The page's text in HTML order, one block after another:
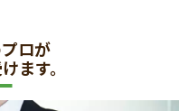
ロが
ます。